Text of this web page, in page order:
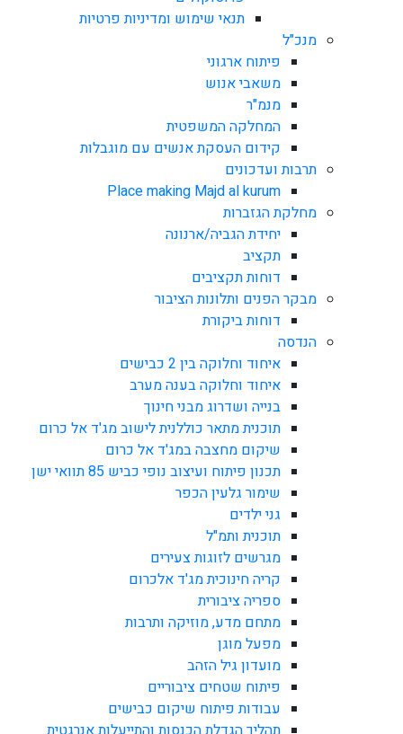
תנאי שימוש ומדיניות פרטיות
מנכ"ל
פיתוח ארגוני
משאבי אנוש
מנמ"ר
המחלקה המשפטית
קידום העסקת אנשים עם מוגבלות
תרבות ועדכונים
Place making Majd al kurum
מחלקת הגזברות
יחידת הגביה/ארנונה
תקציב
דוחות תקציבים
מבקר הפנים ותלונות הציבור
דוחות ביקורת
הנדסה
איחוד וחלוקה בין 2 כבישים
איחוד וחלוקה בענה מערב
בנייה ושדרוג מבני חינוך
תוכנית מתאר כוללנית לישוב מג'ד אל כרום
שיקום מחצבה במג'ד אל כרום
תכנון פיתוח ועיצוב נופי כביש 85 תוואי ישן
שימור גלעין הכפר
גני ילדים
תוכנית ותמ"ל
מגרשים לזוגות צעירים
קריה חינוכית מג'ד אלכרום
ספריה ציבורית
מתחם מדע, מוזיקה ותרבות
מפעל מוגן
מועדון גיל הזהב
פיתוח שטחים ציבוריים
עבודות פיתוח שיקום כבישים